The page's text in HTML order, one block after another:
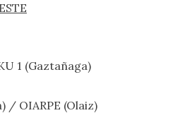
1 (Gaztañaga)
/ OIARPE (Olaiz)